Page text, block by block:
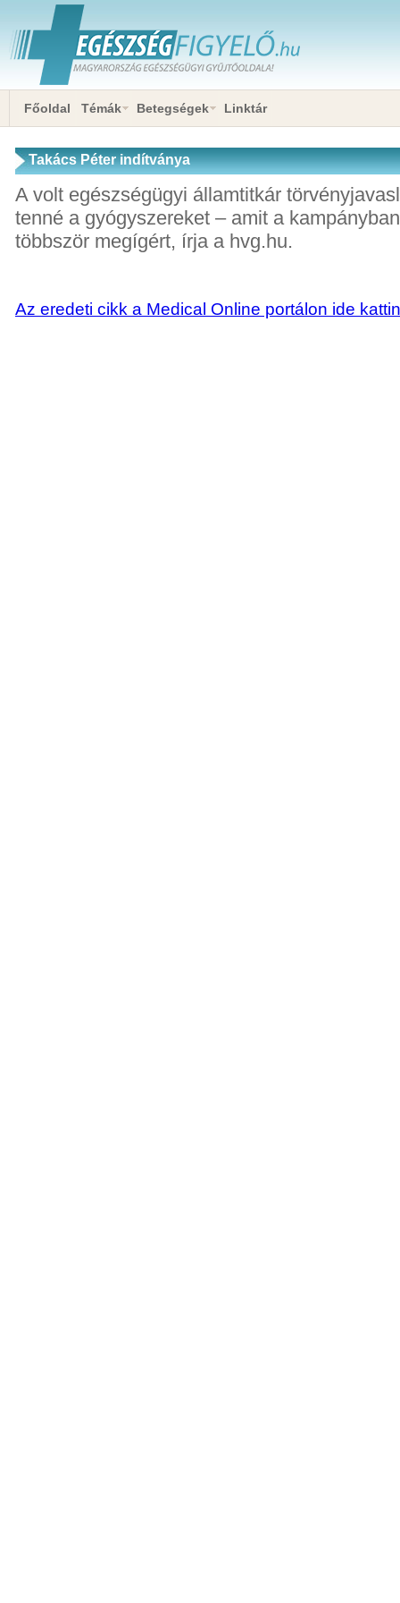
Főoldal Témák Betegségek Linktár
Takács Péter indítványa
A volt egészségügyi államtitkár
tenné a gyógyszereket – amit a
többször megígért, írja a hvg.hu.
Az eredeti cikk a Medical Online portálon ide